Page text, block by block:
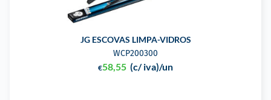
JG ESCOVAS LIMPA-VIDROS
WCP200300
€58,55 (c/ iva)/un